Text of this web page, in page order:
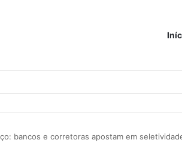
e leva fatias de shoppings da Iguatemi por R$
bancos e corretoras apostam em